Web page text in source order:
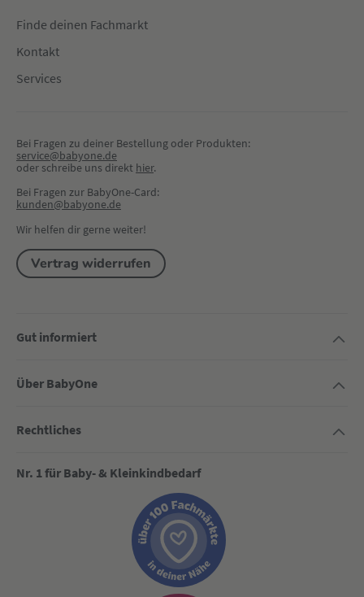
Finde deinen Fachmarkt
Kontakt
Services
Bei Fragen zu deiner Bestellung oder Produkten:
service@babyone.de
oder schreibe uns direkt hier.
Bei Fragen zur BabyOne-Card:
kunden@babyone.de
Wir helfen dir gerne weiter!
Vertrag widerrufen
Gut informiert
Über BabyOne
Rechtliches
Nr. 1 für Baby- & Kleinkindbedarf